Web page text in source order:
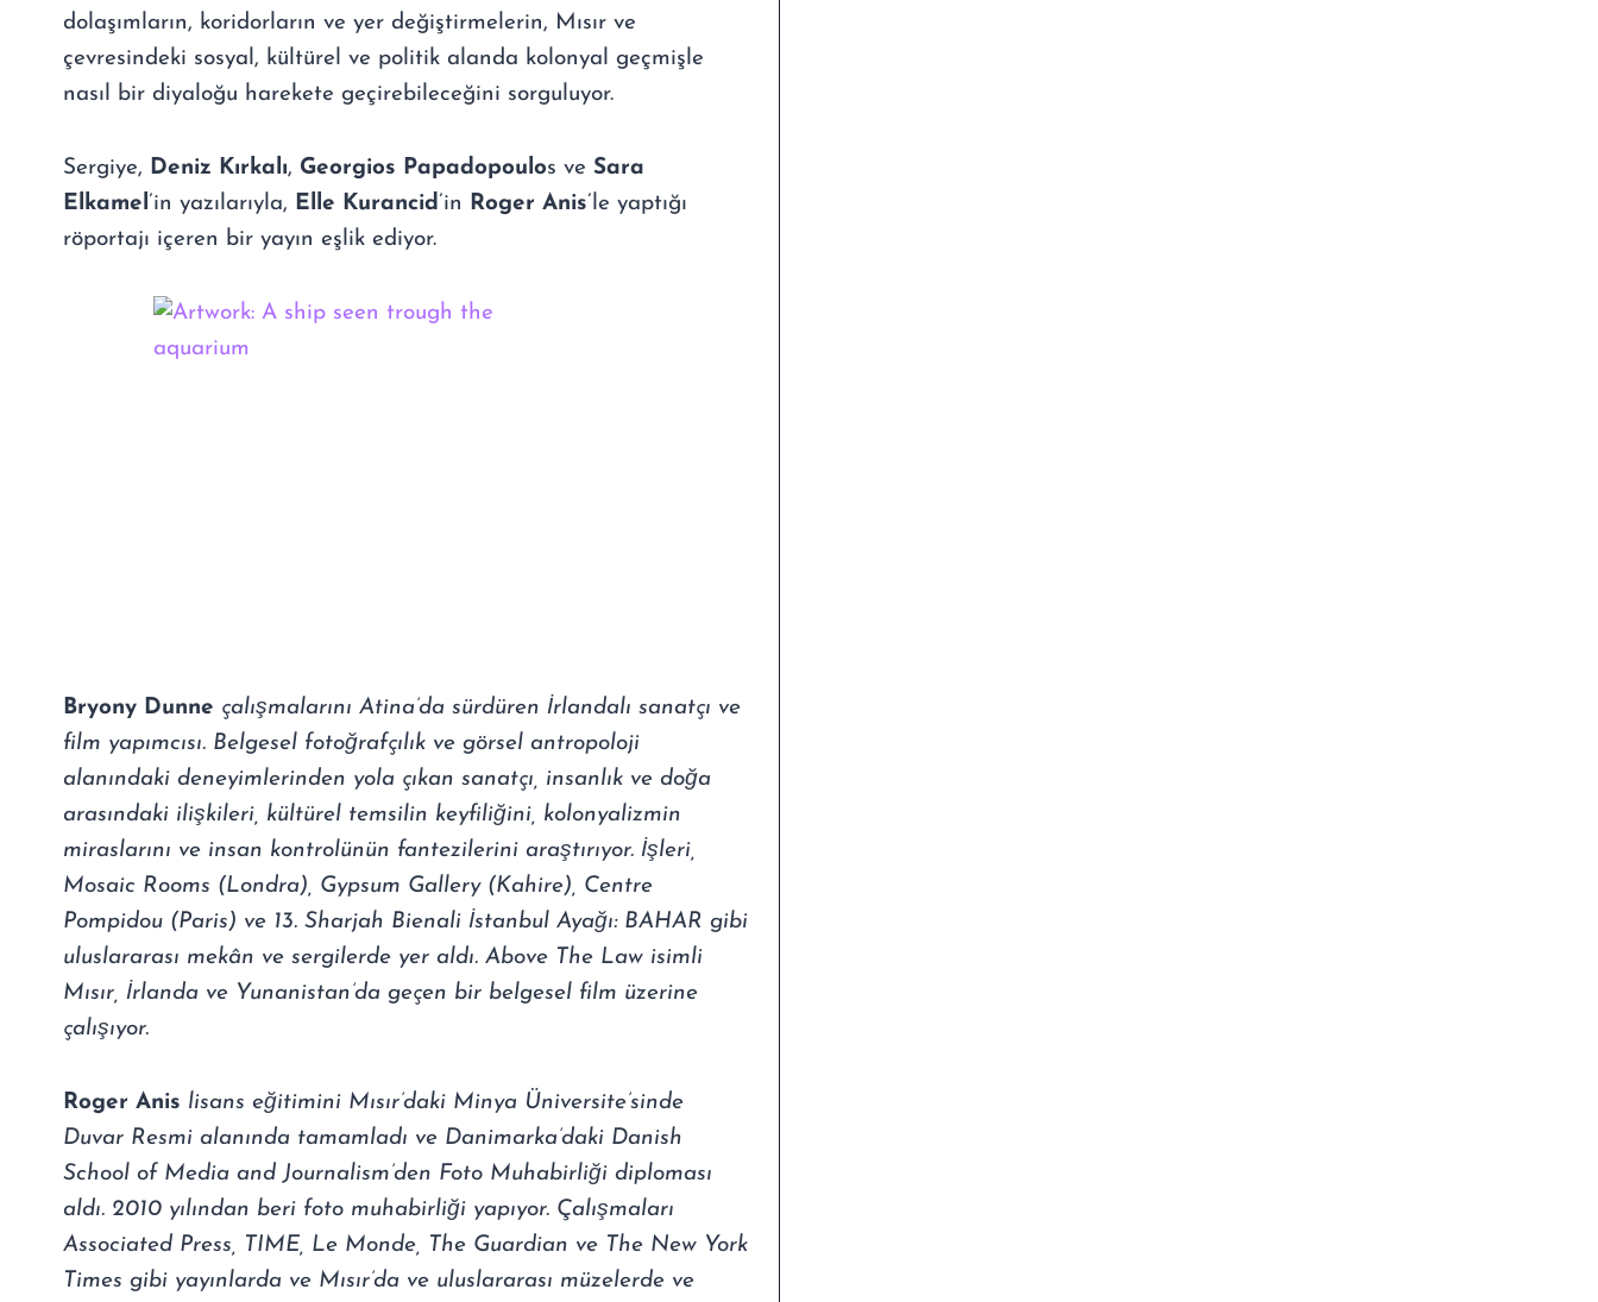
dolaşımların, koridorların ve yer değiştirmelerin, Mısır ve
çevresindeki sosyal, kültürel ve politik alanda kolonyal geçmişle
nasıl bir diyaloğu harekete geçirebileceğini sorguluyor.
Sergiye, Deniz Kırkalı, Georgios Papadopoulos ve Sara
Elkamel ’in yazılarıyla, Elle Kurancid ’in Roger Anis’le yaptığı
röportajı içeren bir yayın eşlik ediyor.
Bryony Dunne çalışmalarını Atina’da sürdüren İrlandalı sanatçı ve
film yapımcısı. Belgesel fotoğrafçılık ve görsel antropoloji
alanındaki deneyimlerinden yola çıkan sanatçı, insanlık ve doğa
arasındaki ilişkileri, kültürel temsilin keyfiliğini, kolonyalizmin
miraslarını ve insan kontrolünün fantezilerini araştırıyor. İşleri,
Mosaic Rooms (Londra), Gypsum Gallery (Kahire), Centre
Pompidou (Paris) ve 13. Sharjah Bienali İstanbul Ayağı: BAHAR gibi
uluslararası mekân ve sergilerde yer aldı. Above The Law isimli
Mısır, İrlanda ve Yunanistan’da geçen bir belgesel film üzerine
çalışıyor.
Roger Anis lisans eğitimini Mısır’daki Minya Üniversite’sinde
Duvar Resmi alanında tamamladı ve Danimarka’daki Danish
School of Media and Journalism’den Foto Muhabirliği diploması
aldı. 2010 yılından beri foto muhabirliği yapıyor. Çalışmaları
Associated Press, TIME, Le Monde, The Guardian ve The New York
Times gibi yayınlarda ve Mısır’da ve uluslararası müzelerde ve